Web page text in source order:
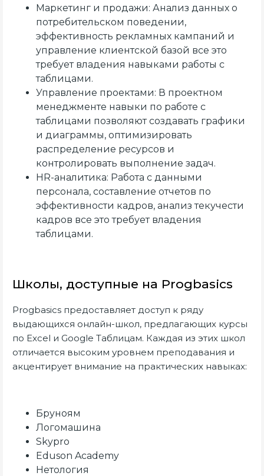
Маркетинг и продажи: Анализ данных о
потребительском поведении,
эффективность рекламных кампаний и
управление клиентской базой все это
требует владения навыками работы с
таблицами.
Управление проектами: В проектном
менеджменте навыки по работе с
таблицами позволяют создавать графики
и диаграммы, оптимизировать
распределение ресурсов и
контролировать выполнение задач.
HR-аналитика: Работа с данными
персонала, составление отчетов по
эффективности кадров, анализ текучести
кадров все это требует владения
таблицами.
Школы, доступные на Progbasics
Progbasics предоставляет доступ к ряду
выдающихся онлайн-школ, предлагающих курсы
по Excel и Google Таблицам. Каждая из этих школ
отличается высоким уровнем преподавания и
акцентирует внимание на практических навыках:
Бруноям
Логомашина
Skypro
Eduson Academy
Нетология